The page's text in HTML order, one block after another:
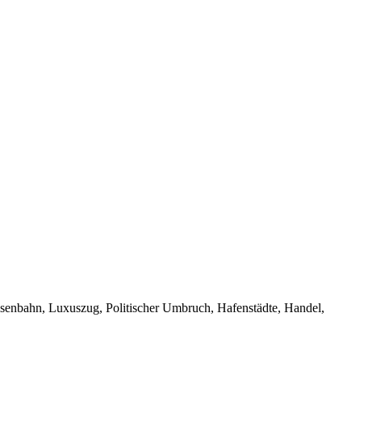
Luxuszug, Politischer Umbruch, Hafenstädte, Handel,